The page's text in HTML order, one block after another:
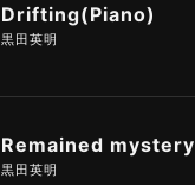
Drifting(Piano)
黒田英明
Remained mystery
黒田英明